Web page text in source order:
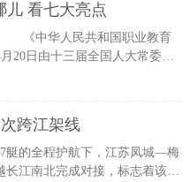
儿 看七大亮点
中华人民共和国职业教育
20日由十三届全国人大常委会
跨江架线
的全程护航下，江苏凤城—梅
长江南北完成对接，标志着该工